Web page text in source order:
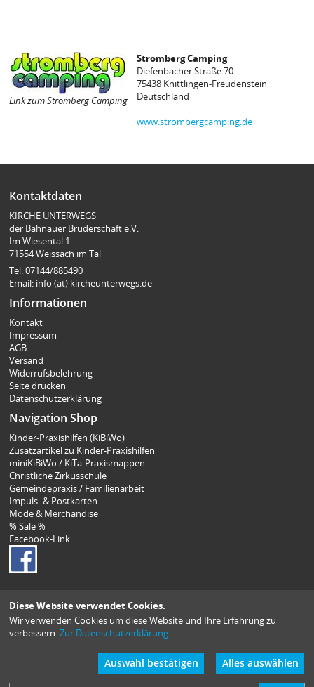
Link zum Stromberg Camping
Stromberg Camping
Diefenbacher Straße 70
75438 Knittlingen-Freudenstein
Deutschland
www.strombergcamping.de
Kontaktdaten
KIRCHE UNTERWEGS
der Bahnauer Bruderschaft e.V.
Im Wiesental 1
71554 Weissach im Tal
Tel: 07144/885490
Email: info (at) kircheunterwegs.de
Informationen
Kontakt
Impressum
AGB
Versand
Widerrufsbelehrung
Seite drucken
Datenschutzerklärung
Navigation Shop
Kinder-Praxishilfen (KiBiWo)
Zusatzartikel zu Kinder-Praxishilfen
miniKiBiWo / KiTa-Praxismappen
Christliche Zirkusschule
Gemeindepraxis / Familienarbeit
Impuls- & Postkarten
Mode & Merchandise
% Sale %
Facebook-Link
Diese Website verwendet Cookies.
Wir verwenden Cookies um diese Website und Ihre Erfahrung zu
verbessern.Zur Datenschutzerklärung
Auswahl bestätigen Alles auswählen